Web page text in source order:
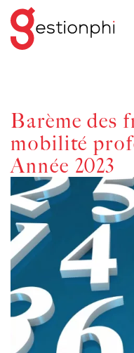
Barème des
mobilité
Année 2023